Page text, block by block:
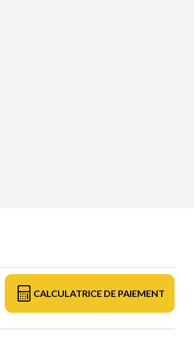
CALCULATRICE DE PAIEMENT